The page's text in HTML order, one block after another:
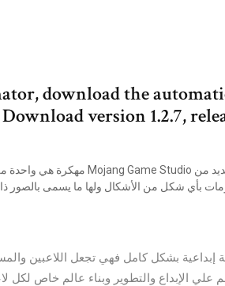
download the
version 1.2.7,
علي الإبداع والتطوير وبناء عالم خاص